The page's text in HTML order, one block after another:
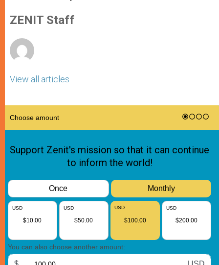
p
p
g
e
o
k
ZENIT Staff
View all articles